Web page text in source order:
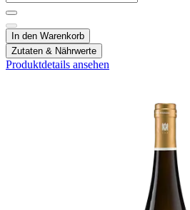
In den Warenkorb
Zutaten & Nährwerte
Produktdetails ansehen